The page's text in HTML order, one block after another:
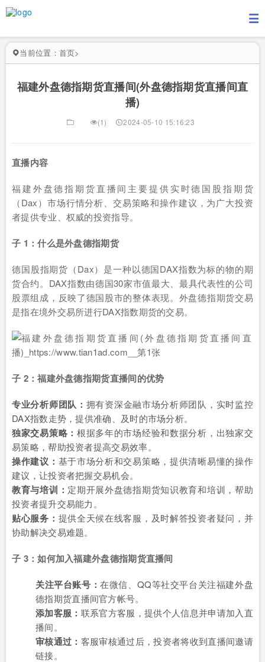
当前位置： 首页>
福建外盘德指期货直播间(外盘德指期货直播间直
播)
(1) 2024-05-10 15:16:23
直播内容
福建外盘德指期货直播间主要提供实时德国股指期货
（Dax）市场行情分析、交易策略和操作建议，为广大投资
者提供专业、权威的投资指导。
子 1：什么是外盘德指期货
德国股指期货（Dax）是一种以德国DAX指数为标的物的期
货合约。DAX指数由德国30家市值最大、最具代表性的公司
股票组成，反映了德国股市的整体表现。外盘德指期货交易
是指在境外交易所进行DAX指数期货的交易。
子 2：福建外盘德指期货直播间的优势
专业分析师团队： 拥有资深金融市场分析师团队，实时监控
DAX指数走势，提供准确、及时的市场分析。
独家交易策略： 根据多年的市场经验和数据分析，出独家交
易策略，帮助投资者提高交易效率。
操作建议： 基于市场分析和交易策略，提供清晰易懂的操作
建议，让投资者把握交易机会。
教育与培训： 定期开展外盘德指期货知识教育和培训，帮助
投资者提升交易能力。
贴心服务： 提供全天候在线客服，及时解答投资者疑问，并
协助解决交易难题。
子 3：如何加入福建外盘德指期货直播间
关注平台账号：在微信、QQ等社交平台关注福建外盘
德指期货直播间官方帐号。
添加客服： 联系官方客服，提供个人信息并申请加入直
播间。
审核通过： 客服审核通过后，投资者将收到直播间邀请
链接。